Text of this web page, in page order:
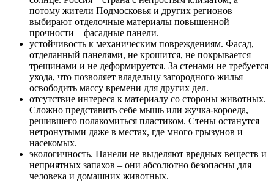
потому жители Подмосковья и других регионов
выбирают отделочные материалы повышенной
прочности – фасадные панели.
устойчивость к механическим повреждениям. Фасад,
отделанный панелями, не крошится, не покрывается
трещинами и не деформируется. За стенами не требуется
ухода, что позволяет владельцу загородного жилья
освободить массу времени для других дел.
отсутствие интереса к материалу со стороны животных.
Сложно представить себе мышь или жучка-короеда,
решившего полакомиться пластиком. Стены останутся
нетронутыми даже в местах, где много грызунов и
насекомых.
экологичность. Панели не выделяют вредных веществ и
неприятных запахов – они абсолютно безопасны для
человека и домашних животных.